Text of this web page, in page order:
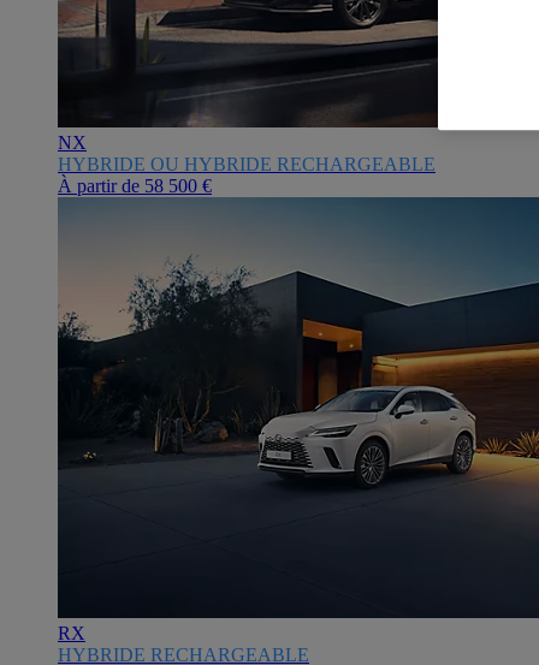
NX
HYBRIDE OU HYBRIDE RECHARGEABLE
À partir de 58 500 €
RX
HYBRIDE RECHARGEABLE